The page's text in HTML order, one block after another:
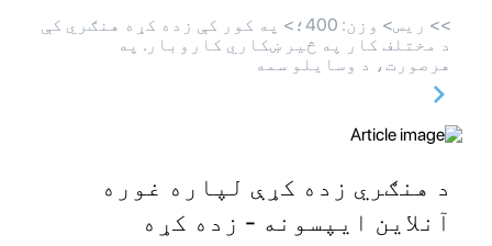
>> ريس> وزن: 400؛> په کور کې زده کړه هنګري کې
د مختلف کار په څیر ښکاري کاروبار. په
هرصورت، د وسایلو سمه
د هنګري زده کړې لپاره غوره
آنلاین ایپسونه - زده کړه